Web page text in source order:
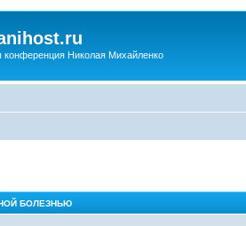
конференция Николая Михайленко
БОЛЕЗНЬЮ